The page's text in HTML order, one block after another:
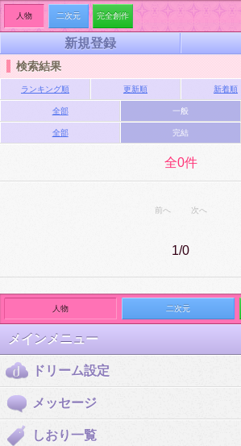
人物 二次元 完全創作
新規登録
検索結果
ランキング順 更新順 新着順
全部 一般
全部 完結
全0件
前へ 次へ
1/0
人物 二次元
メインメニュー
ドリーム設定
メッセージ
しおり一覧